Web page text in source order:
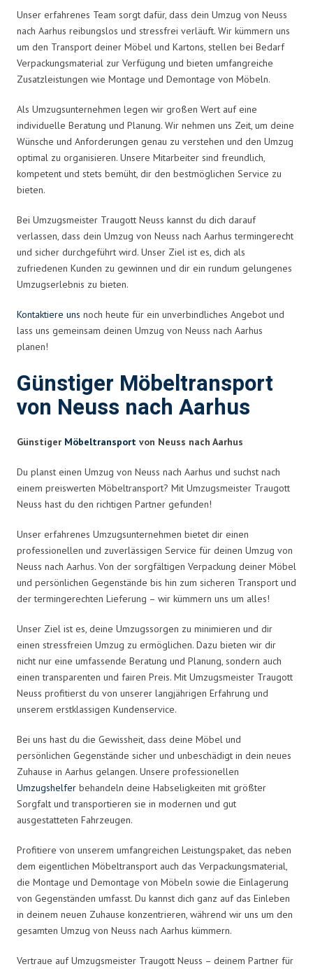
Unser erfahrenes Team sorgt dafür, dass dein Umzug von Neuss
nach Aarhus reibungslos und stressfrei verläuft. Wir kümmern uns
um den Transport deiner Möbel und Kartons, stellen bei Bedarf
Verpackungsmaterial zur Verfügung und bieten umfangreiche
Zusatzleistungen wie Montage und Demontage von Möbeln.
Als Umzugsunternehmen legen wir großen Wert auf eine
individuelle Beratung und Planung. Wir nehmen uns Zeit, um deine
Wünsche und Anforderungen genau zu verstehen und den Umzug
optimal zu organisieren. Unsere Mitarbeiter sind freundlich,
kompetent und stets bemüht, dir den bestmöglichen Service zu
bieten.
Bei Umzugsmeister Traugott Neuss kannst du dich darauf
verlassen, dass dein Umzug von Neuss nach Aarhus termingerecht
und sicher durchgeführt wird. Unser Ziel ist es, dich als
zufriedenen Kunden zu gewinnen und dir ein rundum gelungenes
Umzugserlebnis zu bieten.
Kontaktiere uns noch heute für ein unverbindliches Angebot und
lass uns gemeinsam deinen Umzug von Neuss nach Aarhus
planen!
Günstiger Möbeltransport
von Neuss nach Aarhus
Günstiger Möbeltransport von Neuss nach Aarhus
Du planst einen Umzug von Neuss nach Aarhus und suchst nach
einem preiswerten Möbeltransport? Mit Umzugsmeister Traugott
Neuss hast du den richtigen Partner gefunden!
Unser erfahrenes Umzugsunternehmen bietet dir einen
professionellen und zuverlässigen Service für deinen Umzug von
Neuss nach Aarhus. Von der sorgfältigen Verpackung deiner Möbel
und persönlichen Gegenstände bis hin zum sicheren Transport und
der termingerechten Lieferung – wir kümmern uns um alles!
Unser Ziel ist es, deine Umzugssorgen zu minimieren und dir
einen stressfreien Umzug zu ermöglichen. Dazu bieten wir dir
nicht nur eine umfassende Beratung und Planung, sondern auch
einen transparenten und fairen Preis. Mit Umzugsmeister Traugott
Neuss profitierst du von unserer langjährigen Erfahrung und
unserem erstklassigen Kundenservice.
Bei uns hast du die Gewissheit, dass deine Möbel und
persönlichen Gegenstände sicher und unbeschädigt in dein neues
Zuhause in Aarhus gelangen. Unsere professionellen
Umzugshelfer behandeln deine Habseligkeiten mit größter
Sorgfalt und transportieren sie in modernen und gut
ausgestatteten Fahrzeugen.
Profitiere von unserem umfangreichen Leistungspaket, das neben
dem eigentlichen Möbeltransport auch das Verpackungsmaterial,
die Montage und Demontage von Möbeln sowie die Einlagerung
von Gegenständen umfasst. Du kannst dich ganz auf das Einleben
in deinem neuen Zuhause konzentrieren, während wir uns um den
gesamten Umzug von Neuss nach Aarhus kümmern.
Vertraue auf Umzugsmeister Traugott Neuss – deinem Partner für